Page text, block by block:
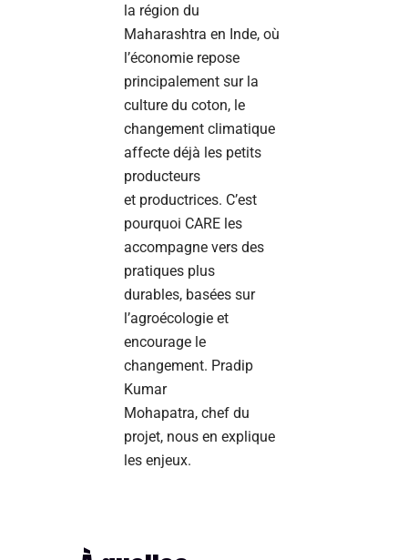
la région du
Maharashtra en Inde, où
l’économie repose
principalement sur la
culture du coton, le
changement climatique
affecte déjà les petits
producteurs
et productrices. C’est
pourquoi CARE les
accompagne vers des
pratiques plus
durables, basées sur
l’agroécologie et
encourage le
changement. Pradip
Kumar
Mohapatra, chef du
projet, nous en explique
les enjeux.